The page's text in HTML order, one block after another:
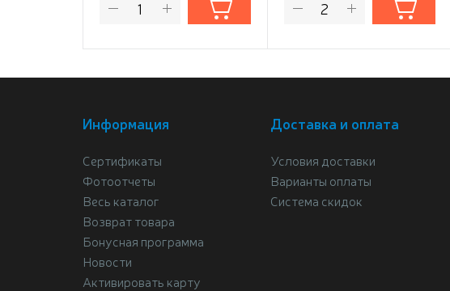
Информация
Сертификаты
Фотоотчеты
Весь каталог
Возврат товара
Бонусная программа
Новости
Активировать карту
Доставка и оплата
Условия доставки
Варианты оплаты
Система скидок